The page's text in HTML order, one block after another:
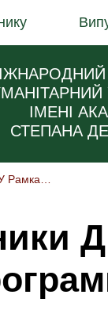
ІМЕНІ
СТЕПАНА
Студенти МЕГУ - Учасники Дня Спільнодії У Рамках Програми «HowAreU»